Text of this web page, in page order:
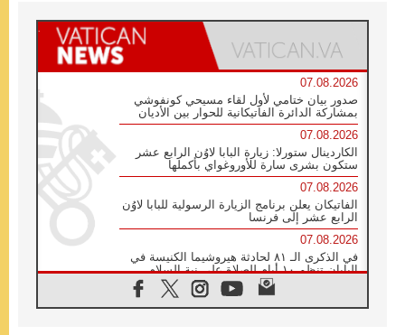
07.08.2026
صدور بيان ختامي لأول لقاء مسيحي كونفوشي
بمشاركة الدائرة الفاتيكانية للحوار بين الأديان
07.08.2026
الكاردينال ستورلا: زيارة البابا لاوُن الرابع عشر
ستكون بشرى سارة للأوروغواي بأكملها
07.08.2026
الفاتيكان يعلن برنامج الزيارة الرسولية للبابا لاوُن
الرابع عشر إلى فرنسا
07.08.2026
في الذكرى الـ ٨١ لحادثة هيروشيما الكنيسة في
اليابان تنظم ١٠ أيام للصلاة على نية السلام
الكنيسة في الأوروغواي: زيارة البابا ستعزز